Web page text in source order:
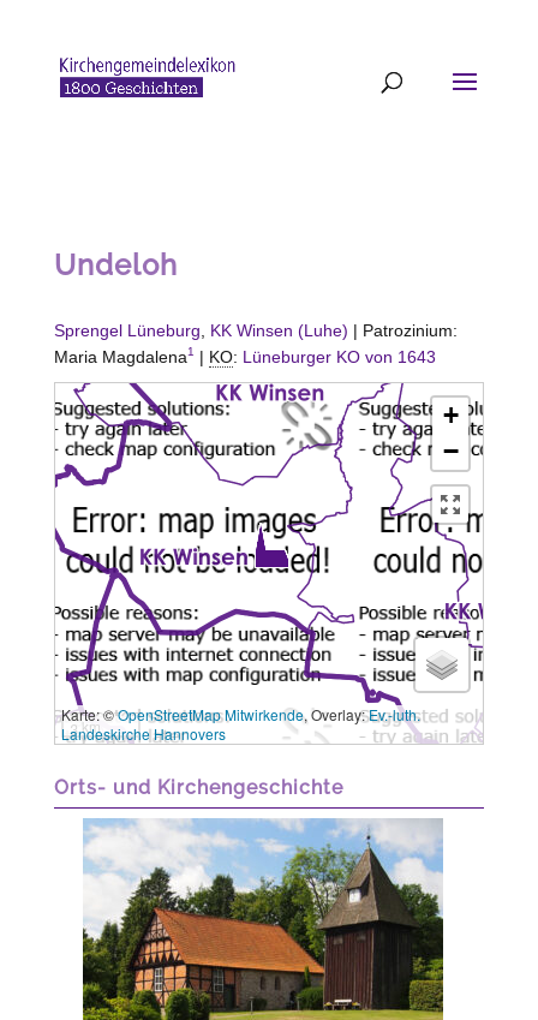
Undeloh
Sprengel Lüneburg KK Winsen (Luhe) | Patrozinium:
Maria Magdalena1 | KO: Lüneburger KO von 1643
+
−
3 km
Karte: ©OpenStreetMap Mitwirkende, Overlay:Ev.-luth.
Landeskirche Hannovers
Orts- und Kirchengeschichte